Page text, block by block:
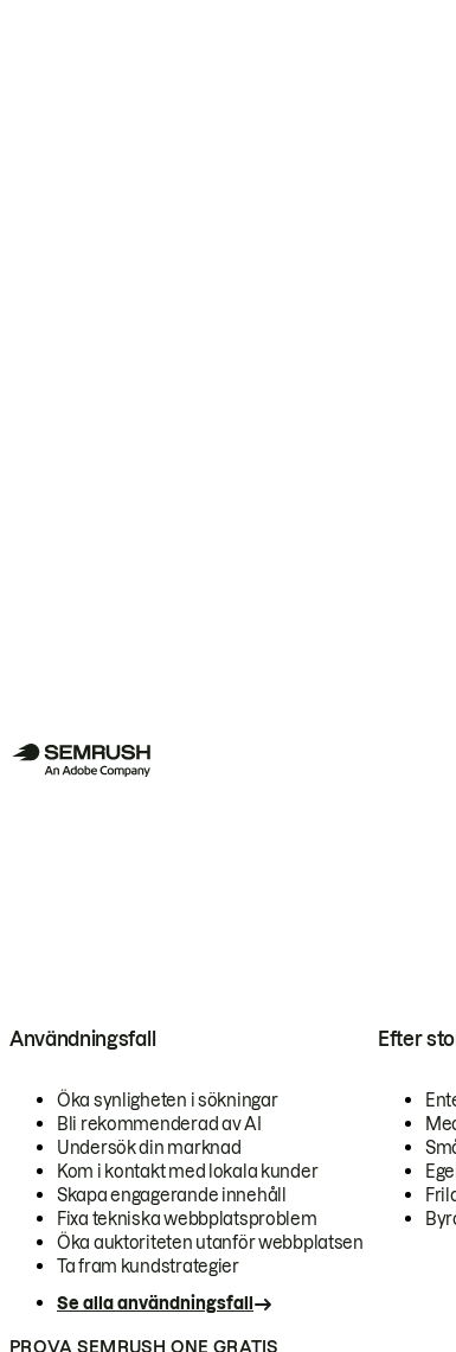
Användningsfall
Öka synligheten i sökningar
Bli rekommenderad av AI
Undersök din marknad
Kom i kontakt med lokala kunder
Skapa engagerande innehåll
Fixa tekniska webbplatsproblem
Öka auktoriteten utanför webbplatsen
Ta fram kundstrategier
Se alla användningsfall
Efter
PROVA SEMRUSH ONE GRATIS